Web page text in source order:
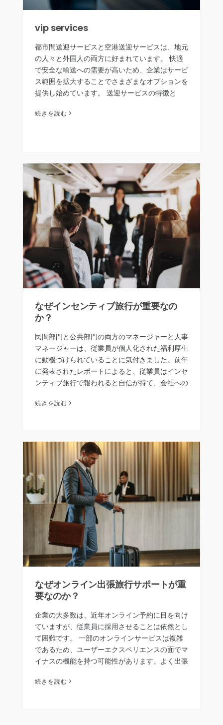
vip services
都市間送迎サービスと空港送迎サービスは、地元
の人々と外国人の両方に好まれています。 快適
で安全な輸送への需要が高いため、企業はサービ
ス範囲を拡大することでさまざまなオプションを
提供し始めています。 送迎サービスの特徴と
続きを読む
なぜインセンティブ旅行が重要なの
か？
民間部門と公共部門の両方のマネージャーと人事
マネージャーは、従業員が個人化された福利厚生
に動機づけられていることに気付きました。前年
に発表されたレポートによると、従業員はインセ
ンティブ旅行で報われると自信が持て、会社への
業員のインセンティブ旅行の重要性と利…
続きを読む
なぜオンライン出張旅行サポートが重
要なのか？
企業の大多数は、近年オンライン予約に目を向け
ていますが、従業員に採用させることは依然とし
て困難です。 一部のオンラインサービスは複雑
であるため、ユーザーエクスペリエンスの面でマ
イナスの機能を持つ可能性があります。よく出張
業の出張予約プロセスを簡素化するオン…
続きを読む